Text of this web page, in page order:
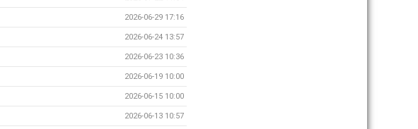
2026-06-29 17:16
2026-06-24 13:57
2026-06-23 10:36
2026-06-19 10:00
2026-06-15 10:00
2026-06-13 10:57